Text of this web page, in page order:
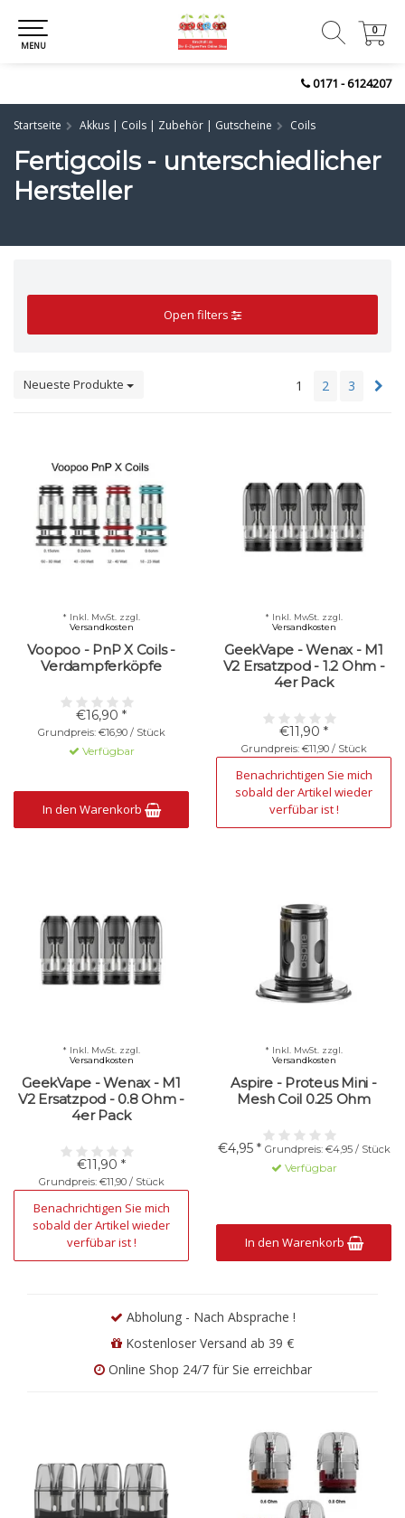
0171 - 6124207
0
0
MENU
Startseite Akkus | Coils | Zubehör | Gutscheine Coils
Fertigcoils - unterschiedlicher
Hersteller
Open filters
Neueste Produkte 1 2 3
Voopoo - PnP X Coils -
Verdampferköpfe
€16,90 *
Grundpreis: €16,90 / Stück
* Inkl. MwSt. zzgl.
Versandkosten
Verfügbar
In den Warenkorb
GeekVape - Wenax - M1
V2 Ersatzpod - 1.2 Ohm -
4er Pack
€11,90 *
Grundpreis: €11,90 / Stück
* Inkl. MwSt. zzgl.
Versandkosten
Nicht verfügbar
Benachrichtigen Sie mich
sobald der Artikel wieder
verfübar ist !
GeekVape - Wenax - M1
V2 Ersatzpod - 0.8 Ohm -
4er Pack
€11,90 *
Grundpreis: €11,90 / Stück
* Inkl. MwSt. zzgl.
Versandkosten
Nicht verfügbar
Benachrichtigen Sie mich
sobald der Artikel wieder
verfübar ist !
Aspire - Proteus Mini -
Mesh Coil 0.25 Ohm
€4,95 * Grundpreis: €4,95 / Stück
* Inkl. MwSt. zzgl.
Versandkosten
Verfügbar
In den Warenkorb
Abholung - Nach Absprache !
Kostenloser Versand ab 39 €
Online Shop 24/7 für Sie erreichbar